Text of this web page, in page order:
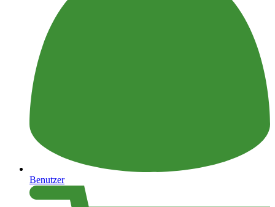
Benutzer